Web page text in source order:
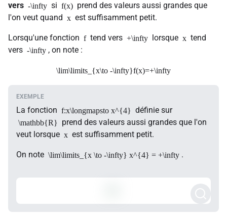
vers -\infty si f(x) prend des valeurs aussi grandes que
l'on veut quand x est suffisamment petit.
Lorsqu'une fonction f tend vers +\infty lorsque x tend
vers -\infty , on note :
\lim\limits_{x\to -\infty}f(x)=+\infty
La fonction f:x\longmapsto x^{4} définie sur
\mathbb{R} prend des valeurs aussi grandes que l'on
veut lorsque x est suffisamment petit.
On note \lim\limits_{x \to -\infty} x^{4} = +\infty .